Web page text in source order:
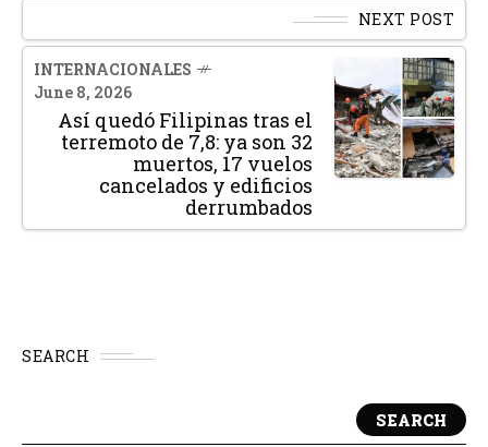
NEXT POST
INTERNACIONALES
June 8, 2026
Así quedó Filipinas tras el
terremoto de 7,8: ya son 32
muertos, 17 vuelos
cancelados y edificios
derrumbados
SEARCH
SEARCH